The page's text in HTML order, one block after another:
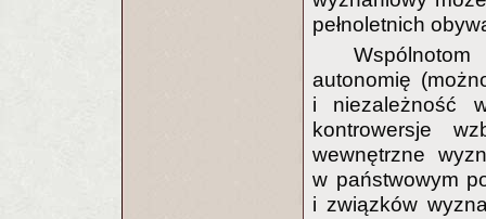
pełnoletnich
autonomię
i niezależność
kontrowersje
wewnętrzne
w państwowym
i związków